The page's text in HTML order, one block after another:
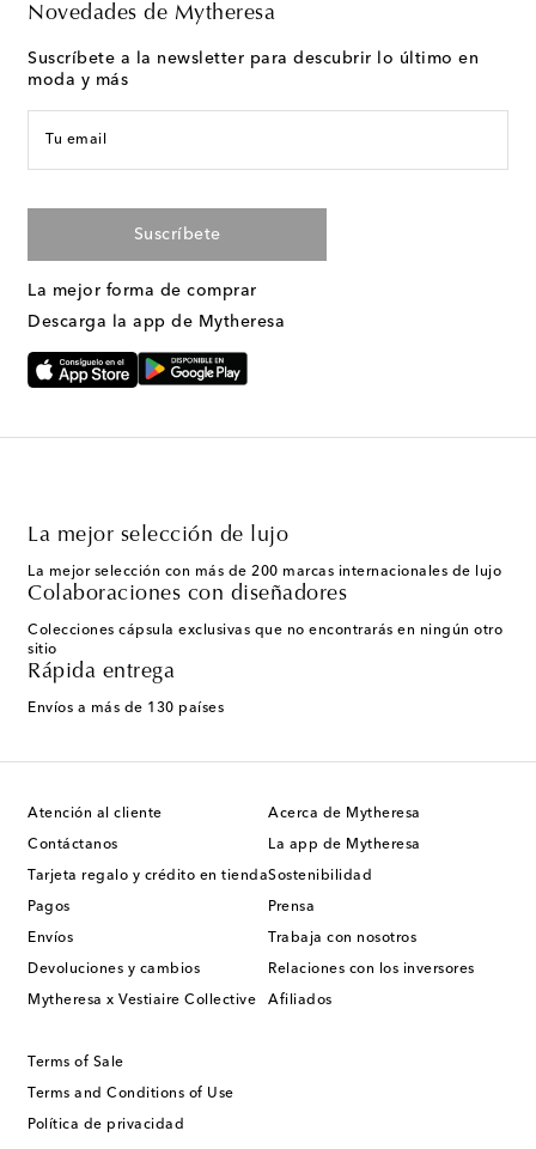
Novedades de Mytheresa
Suscríbete a la newsletter para descubrir lo último en
moda y más
Tu email
Suscríbete
La mejor forma de comprar
Descarga la app de Mytheresa
La mejor selección de lujo
La mejor selección con más de 200 marcas internacionales de lujo
Colaboraciones con diseñadores
Colecciones cápsula exclusivas que no encontrarás en ningún otro
sitio
Rápida entrega
Envíos a más de 130 países
Atención al cliente
Contáctanos
Tarjeta regalo y crédito en tienda
Pagos
Envíos
Devoluciones y cambios
Mytheresa x Vestiaire Collective
Acerca de Mytheresa
La app de Mytheresa
Sostenibilidad
Prensa
Trabaja con nosotros
Relaciones con los inversores
Afiliados
Terms of Sale
Terms and Conditions of Use
Política de privacidad